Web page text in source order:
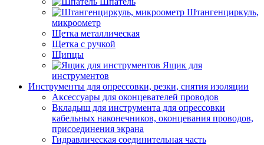
Штангенциркуль,
микроометр
Щетка металлическая
Щетка с ручкой
Щипцы
Ящик для
инструментов
Инструменты для опрессовки, резки, снятия изоляции
Аксессуары для оконцевателей проводов
Вкладыш для инструмента для опрессовки
кабельных наконечников, оконцевания проводов,
присоединения экрана
Гидравлическая соединительная часть